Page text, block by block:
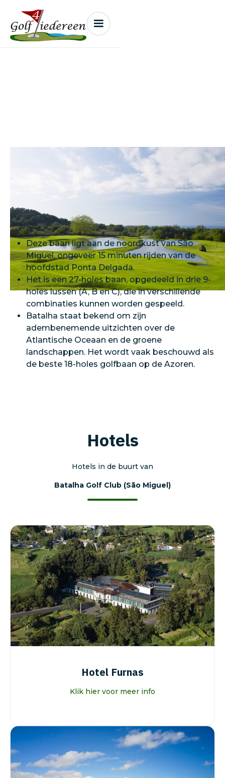
Deze baan ligt aan de noordkust van São
Miguel, ongeveer 15 minuten rijden van de
hoofdstad Ponta Delgada.
Het is een 27-holes baan, opgedeeld in drie 9-
holes lussen (A, B en C), die in verschillende
combinaties kunnen worden gespeeld.
Batalha staat bekend om zijn
adembenemende uitzichten over de
Atlantische Oceaan en de groene
landschappen. Het wordt vaak beschouwd als
de beste 18-holes golfbaan op de Azoren.
Hotels
Hotels in de buurt van
Batalha Golf Club (São Miguel)
Hotel Furnas
Klik hier voor meer info